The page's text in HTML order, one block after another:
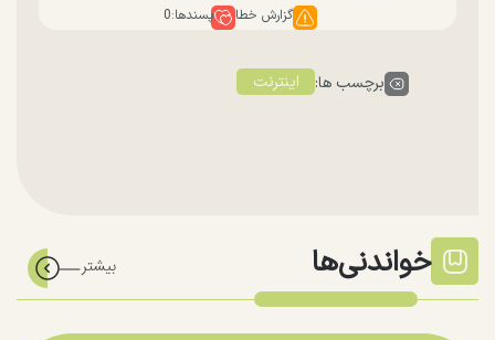
گزارش خطا پسندها:0
برچسب ها: اینترنت
خواندنی‌ها